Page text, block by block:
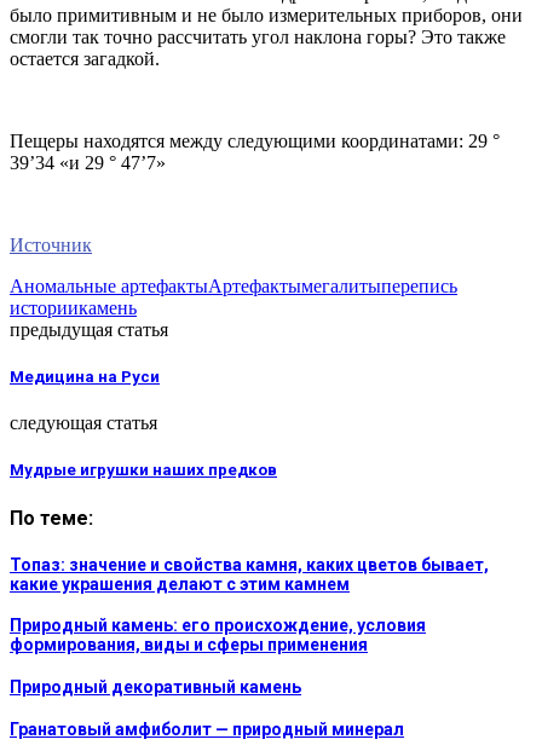
было примитивным и не было измерительных приборов, они
смогли так точно рассчитать угол наклона горы? Это также
остается загадкой.
Пещеры находятся между следующими координатами: 29 °
39’34 «и 29 ° 47’7»
Источник
Аномальные артефактыАртефактымегалитыперепись
историикамень
предыдущая статья
Медицина на Руси
следующая статья
Мудрые игрушки наших предков
По теме:
Топаз: значение и свойства камня, каких цветов бывает,
какие украшения делают с этим камнем
Природный камень: его происхождение, условия
формирования, виды и сферы применения
Природный декоративный камень
Гранатовый амфиболит — природный минерал